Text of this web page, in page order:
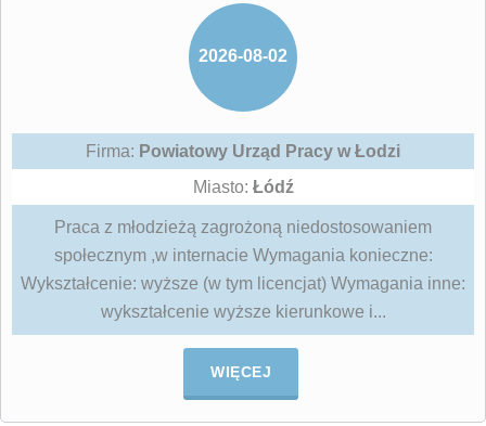
2026-08-02
Firma: Powiatowy Urząd Pracy w Łodzi
Miasto: Łódź
Praca z młodzieżą zagrożoną niedostosowaniem
społecznym ,w internacie Wymagania konieczne:
Wykształcenie: wyższe (w tym licencjat) Wymagania inne:
wykształcenie wyższe kierunkowe i...
WIĘCEJ